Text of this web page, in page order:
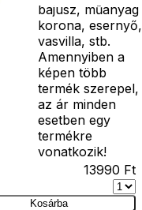
bajusz, műanyag
korona, esernyő,
vasvilla, stb.
Amennyiben a
képen több
termék szerepel,
az ár minden
esetben egy
termékre
vonatkozik!
13990 Ft
Kosárba